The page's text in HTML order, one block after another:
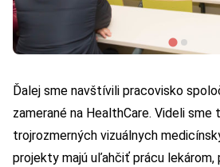
Ďalej sme navštívili pracovisko
zamerané na HealthCare. Videli sme
trojrozmerných vizuálnych
projekty majú uľahčiť prácu